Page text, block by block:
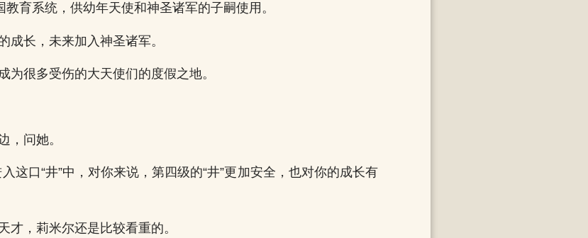
教育系统，供幼年天使和神圣诸军的子嗣使用。
成长，未来加入神圣诸军。
为很多受伤的大天使们的度假之地。
，问她。
这口“井”中，对你来说，第四级的“井”更加安全，也对你的成长有
才，莉米尔还是比较看重的。